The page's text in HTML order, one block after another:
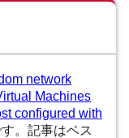
network
Machines
configured with
。記事はベス